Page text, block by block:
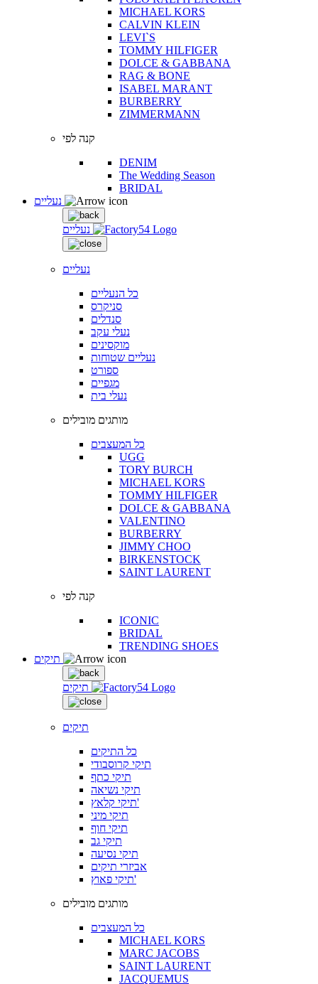
MICHAEL KORS
CALVIN KLEIN
LEVI`S
TOMMY HILFIGER
DOLCE & GABBANA
RAG & BONE
ISABEL MARANT
BURBERRY
ZIMMERMANN
קנה לפי
DENIM
The Wedding Season
BRIDAL
נעליים
נעליים
כל הנעליים
סניקרס
סנדלים
נעלי עקב
מוקסינים
נעליים שטוחות
ספורט
מגפיים
נעלי בית
מותגים מובילים
כל המעצבים
UGG
TORY BURCH
MICHAEL KORS
TOMMY HILFIGER
DOLCE & GABBANA
VALENTINO
BURBERRY
JIMMY CHOO
BIRKENSTOCK
SAINT LAURENT
קנה לפי
ICONIC
BRIDAL
TRENDING SHOES
תיקים
תיקים
כל התיקים
תיקי קרוסבודי
תיקי כתף
תיקי נשיאה
תיקי קלאץ'
תיקי מיני
תיקי חוף
תיקי גב
תיקי נסיעה
אביזרי תיקים
תיקי פאוץ'
מותגים מובילים
כל המעצבים
MICHAEL KORS
MARC JACOBS
SAINT LAURENT
JACQUEMUS